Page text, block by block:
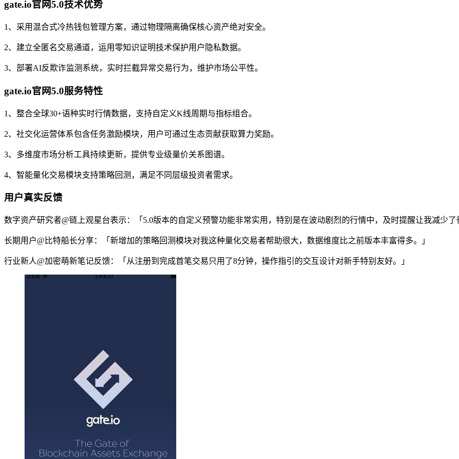
gate.io官网5.0技术优势
1、采用混合式冷热钱包管理方案，通过物理隔离确保核心资产绝对安全。
2、建立全匿名交易通道，运用零知识证明技术保护用户隐私数据。
3、部署AI反欺诈监测系统，实时拦截异常交易行为，维护市场公平性。
gate.io官网5.0服务特性
1、整合全球30+语种实时行情数据，支持自定义K线周期与指标组合。
2、社交化运营体系包含任务激励模块，用户可通过生态贡献获取算力奖励。
3、多维度市场分析工具持续更新，提供专业级量价关系图谱。
4、智能量化交易模块支持策略回测，满足不同层级投资者需求。
用户真实反馈
数字资产研究者@链上观星台表示：「5.0版本的自定义预警功能非常实用，特别是在波动剧烈的行情中，及时提醒让我减少了
长期用户@比特船长分享：「新增加的策略回测模块对我这种量化交易者帮助很大，数据维度比之前版本丰富得多。」
行业新人@加密萌新笔记反馈：「从注册到完成首笔交易只用了8分钟，操作指引的交互设计对新手特别友好。」